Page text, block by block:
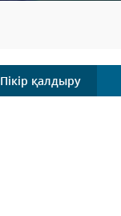
Пікір қалдыру